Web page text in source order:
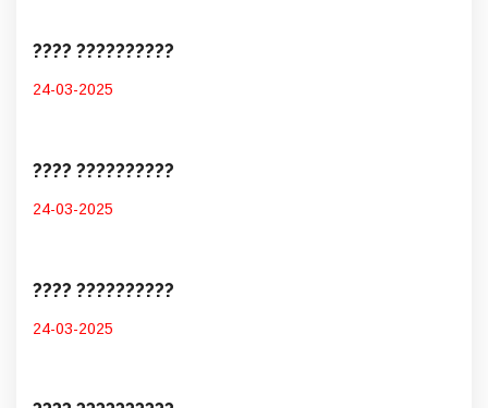
???? ??????????
24-03-2025
???? ??????????
24-03-2025
???? ??????????
24-03-2025